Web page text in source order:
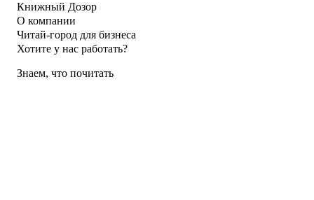
Книжный Дозор
О компании
Читай-город для бизнеса
Хотите у нас работать?
Знаем, что почитать